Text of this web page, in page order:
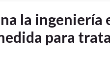
la ingeniería
para